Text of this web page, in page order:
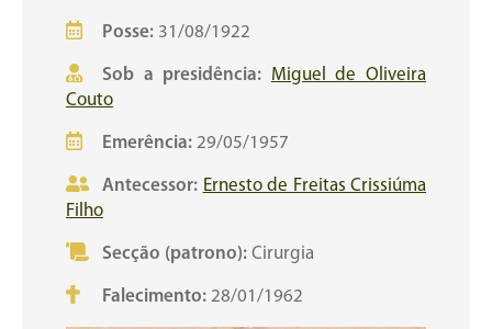
Posse: 31/08/1922
Sob a presidência: Miguel de Oliveira
Couto
Emerência: 29/05/1957
Antecessor: Ernesto de Freitas Crissiúma
Filho
Secção (patrono): Cirurgia
Falecimento: 28/01/1962